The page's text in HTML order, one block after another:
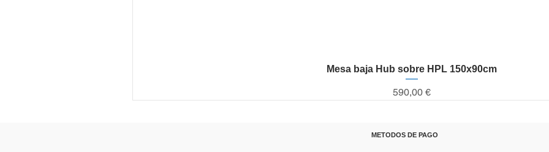
Vista rápida
Mesa baja Hub sobre HPL 150x90cm
Precio
590,00 €
METODOS DE PAGO